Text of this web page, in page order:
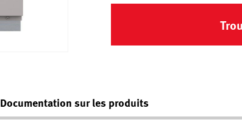
Documentation sur les produits